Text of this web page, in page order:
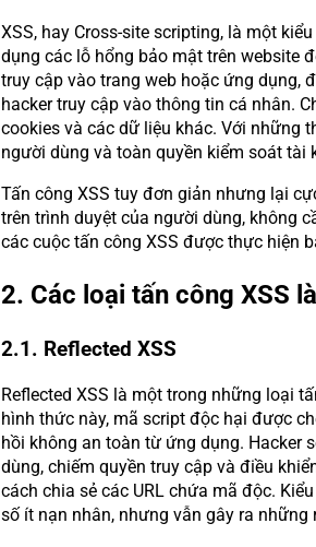
XSS, hay Cross-site scripting, là một
dụng các lỗ hổng bảo mật trên website
truy cập vào trang web hoặc ứng dụng,
hacker truy cập vào thông tin cá nhân.
cookies và các dữ liệu khác. Với những
người dùng và toàn quyền kiểm soát tài
Tấn công XSS tuy đơn giản nhưng lại
trên trình duyệt của người dùng, không
các cuộc tấn công XSS được thực hiện
2. Các loại tấn công XSS
2.1. Reflected XSS
Reflected XSS là một trong những loại
hình thức này, mã script độc hại được
hồi không an toàn từ ứng dụng. Hacker
dùng, chiếm quyền truy cập và điều
cách chia sẻ các URL chứa mã độc.
số ít nạn nhân, nhưng vẫn gây ra những